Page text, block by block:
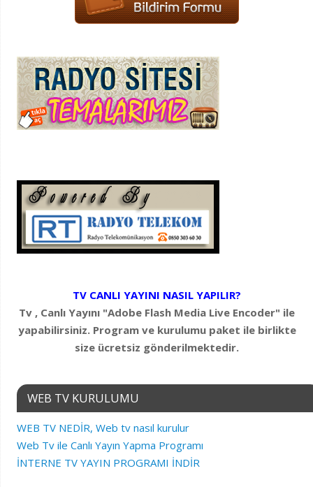
TV CANLI YAYINI NASIL YAPILIR?
Tv , Canlı Yayını "Adobe Flash Media Live Encoder" ile
yapabilirsiniz. Program ve kurulumu paket ile birlikte
size ücretsiz gönderilmektedir.
WEB TV KURULUMU
WEB TV NEDİR, Web tv nasıl kurulur
Web Tv ile Canlı Yayın Yapma Programı
İNTERNE TV YAYIN PROGRAMI İNDİR